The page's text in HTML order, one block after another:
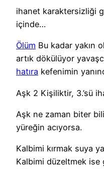
ihanet karaktersizliği
içinde…
Ölüm Bu kadar yakın
artık dökülüyor
hatıra kefenimin
Aşk 2 Kişiliktir, 3.’sü
Aşk ne zaman biter
yüreğin acıyorsa.
Kalbimi kırmak suya
Kalbimi düzeltmek ise